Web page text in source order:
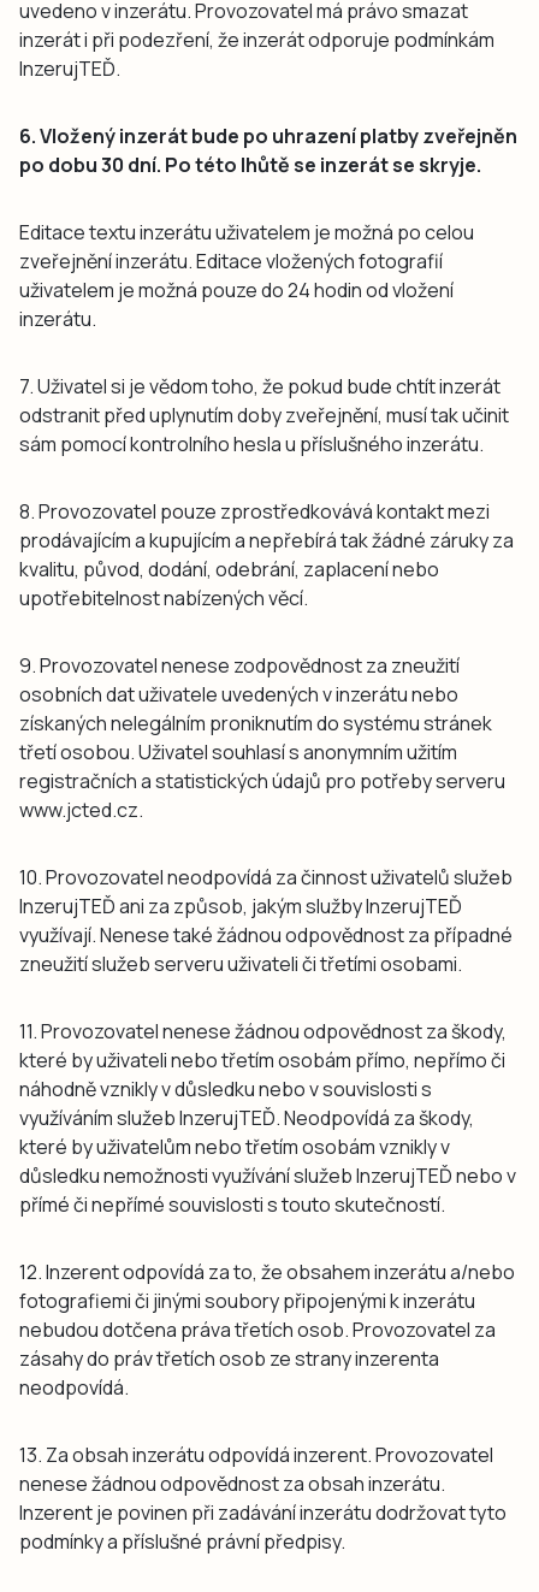
uvedeno v inzerátu. Provozovatel má právo smazat
inzerát i při podezření, že inzerát odporuje podmínkám
InzerujTEĎ.
6. Vložený inzerát bude po uhrazení platby zveřejněn
po dobu 30 dní. Po této lhůtě se inzerát se skryje.
Editace textu inzerátu uživatelem je možná po celou
zveřejnění inzerátu. Editace vložených fotografií
uživatelem je možná pouze do 24 hodin od vložení
inzerátu.
7. Uživatel si je vědom toho, že pokud bude chtít inzerát
odstranit před uplynutím doby zveřejnění, musí tak učinit
sám pomocí kontrolního hesla u příslušného inzerátu.
8. Provozovatel pouze zprostředkovává kontakt mezi
prodávajícím a kupujícím a nepřebírá tak žádné záruky za
kvalitu, původ, dodání, odebrání, zaplacení nebo
upotřebitelnost nabízených věcí.
9. Provozovatel nenese zodpovědnost za zneužití
osobních dat uživatele uvedených v inzerátu nebo
získaných nelegálním proniknutím do systému stránek
třetí osobou. Uživatel souhlasí s anonymním užitím
registračních a statistických údajů pro potřeby serveru
www.jcted.cz.
10. Provozovatel neodpovídá za činnost uživatelů služeb
InzerujTEĎ ani za způsob, jakým služby InzerujTEĎ
využívají. Nenese také žádnou odpovědnost za případné
zneužití služeb serveru uživateli či třetími osobami.
11. Provozovatel nenese žádnou odpovědnost za škody,
které by uživateli nebo třetím osobám přímo, nepřímo či
náhodně vznikly v důsledku nebo v souvislosti s
využíváním služeb InzerujTEĎ. Neodpovídá za škody,
které by uživatelům nebo třetím osobám vznikly v
důsledku nemožnosti využívání služeb InzerujTEĎ nebo v
přímé či nepřímé souvislosti s touto skutečností.
12. Inzerent odpovídá za to, že obsahem inzerátu a/nebo
fotografiemi či jinými soubory připojenými k inzerátu
nebudou dotčena práva třetích osob. Provozovatel za
zásahy do práv třetích osob ze strany inzerenta
neodpovídá.
13. Za obsah inzerátu odpovídá inzerent. Provozovatel
nenese žádnou odpovědnost za obsah inzerátu.
Inzerent je povinen při zadávání inzerátu dodržovat tyto
podmínky a příslušné právní předpisy.